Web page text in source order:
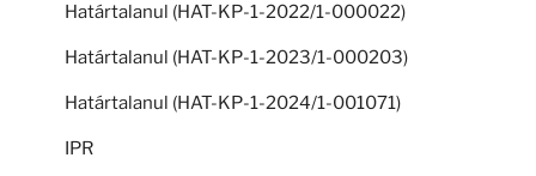
Határtalanul (HAT-KP-1-2022/1-000022)
Határtalanul (HAT-KP-1-2023/1-000203)
Határtalanul (HAT-KP-1-2024/1-001071)
IPR